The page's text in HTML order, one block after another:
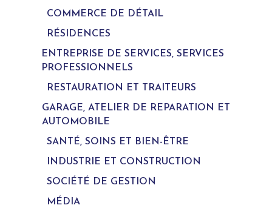
COMMERCE DE DÉTAIL
RÉSIDENCES
ENTREPRISE DE SERVICES, SERVICES
PROFESSIONNELS
RESTAURATION ET TRAITEURS
GARAGE, ATELIER DE REPARATION ET
AUTOMOBILE
SANTÉ, SOINS ET BIEN-ÊTRE
INDUSTRIE ET CONSTRUCTION
SOCIÉTÉ DE GESTION
MÉDIA